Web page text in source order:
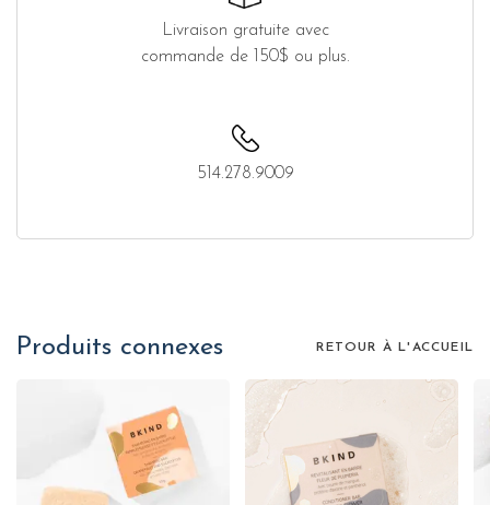
Livraison gratuite avec
commande de 150$ ou plus.
514.278.9009
Produits connexes RETOUR À L'ACCUEIL